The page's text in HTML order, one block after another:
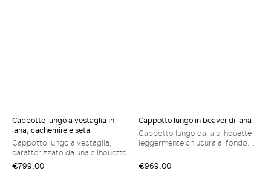
Cappotto lungo a vestaglia in
lana, cachemire e seta
Cappotto lungo a vestaglia,
caratterizzato da una silhouette
avvolgente con cintura abbinata
in vita. Vestibilità regular
€799,00
Cappotto lungo in beaver di lana
Cappotto lungo dalla silhouette
leggermente chiusura al fondo.
beaver di pura lana Collo a rever
Maniche lunghe con spalla scesa
€969,00